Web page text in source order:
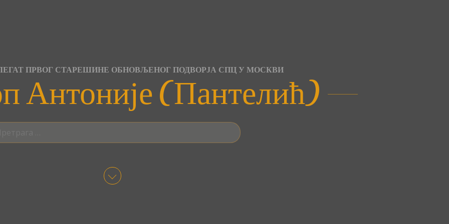
ПРВОГ СТАРЕШИНЕ ОБНОВЉЕНОГ ПОДВОРЈА СПЦ У МОСКВИ
Антоније (Пантелић)